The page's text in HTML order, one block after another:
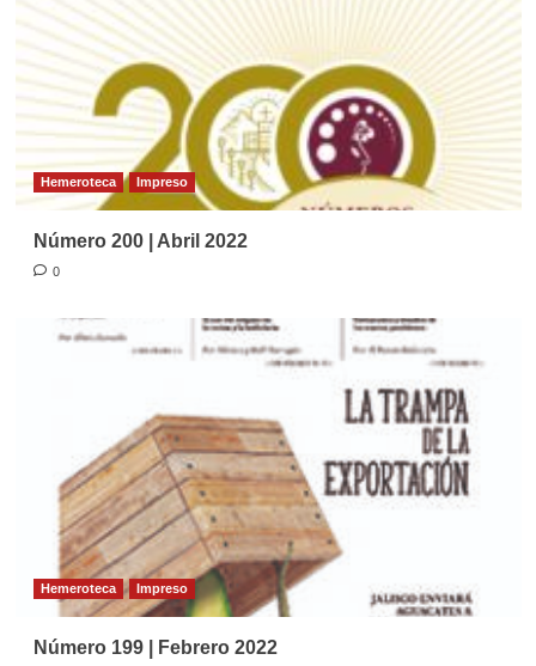
Hemeroteca Impreso
Número 200 | Abril 2022
0
Hemeroteca Impreso
Número 199 | Febrero 2022